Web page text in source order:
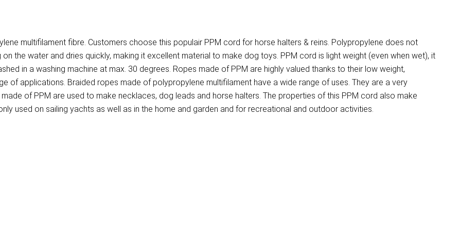
multifilament fibre. Customers choose this populair PPM cord for horse halters & reins. Polypropylene does not
the water and dries quickly, making it excellent material to make dog toys. PPM cord is light weight (even when wet), it
in a washing machine at max. 30 degrees. Ropes made of PPM are highly valued thanks to their low weight,
of applications. Braided ropes made of polypropylene multifilament have a wide range of uses. They are a very
of PPM are used to make necklaces, dog leads and horse halters. The properties of this PPM cord also make
used on sailing yachts as well as in the home and garden and for recreational and outdoor activities.